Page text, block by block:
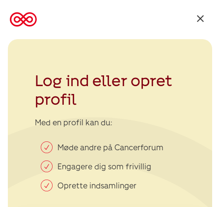
Tilbage
Kræftens
Log ind eller opret
profil
Med en profil kan du:
Møde andre på Cancerforum
Engagere dig som frivillig
Oprette indsamlinger